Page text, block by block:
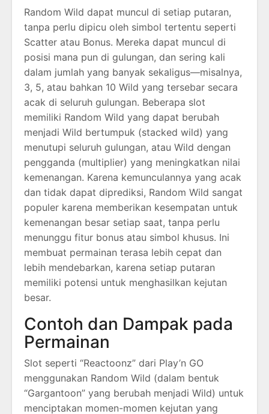
Random Wild dapat muncul di setiap putaran,
tanpa perlu dipicu oleh simbol tertentu seperti
Scatter atau Bonus. Mereka dapat muncul di
posisi mana pun di gulungan, dan sering kali
dalam jumlah yang banyak sekaligus—misalnya,
3, 5, atau bahkan 10 Wild yang tersebar secara
acak di seluruh gulungan. Beberapa slot
memiliki Random Wild yang dapat berubah
menjadi Wild bertumpuk (stacked wild) yang
menutupi seluruh gulungan, atau Wild dengan
pengganda (multiplier) yang meningkatkan nilai
kemenangan. Karena kemunculannya yang acak
dan tidak dapat diprediksi, Random Wild sangat
populer karena memberikan kesempatan untuk
kemenangan besar setiap saat, tanpa perlu
menunggu fitur bonus atau simbol khusus. Ini
membuat permainan terasa lebih cepat dan
lebih mendebarkan, karena setiap putaran
memiliki potensi untuk menghasilkan kejutan
besar.
Contoh dan Dampak pada
Permainan
Slot seperti “Reactoonz” dari Play’n GO
menggunakan Random Wild (dalam bentuk
“Gargantoon” yang berubah menjadi Wild) untuk
menciptakan momen-momen kejutan yang